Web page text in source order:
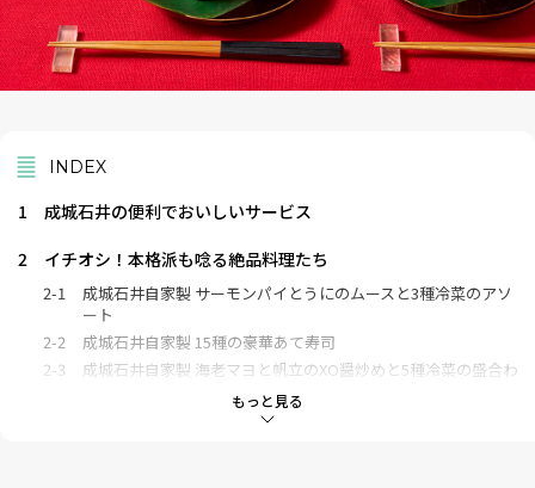
もっと見る
INDEX
1
成城石井の便利でおいしいサービス
2
イチオシ！本格派も唸る絶品料理たち
2-1
成城石井自家製 サーモンパイとうにのムースと3種冷菜のアソ
ート
2-2
成城石井自家製 15種の豪華あて寿司
2-3
成城石井自家製 海老マヨと帆立のXO醤炒めと5種冷菜の盛合わ